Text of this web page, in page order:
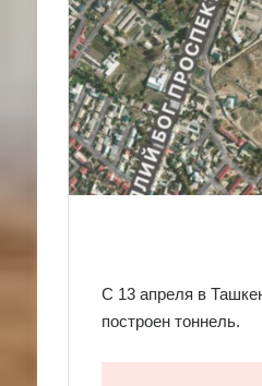
С 13 апреля в
построен тоннель.